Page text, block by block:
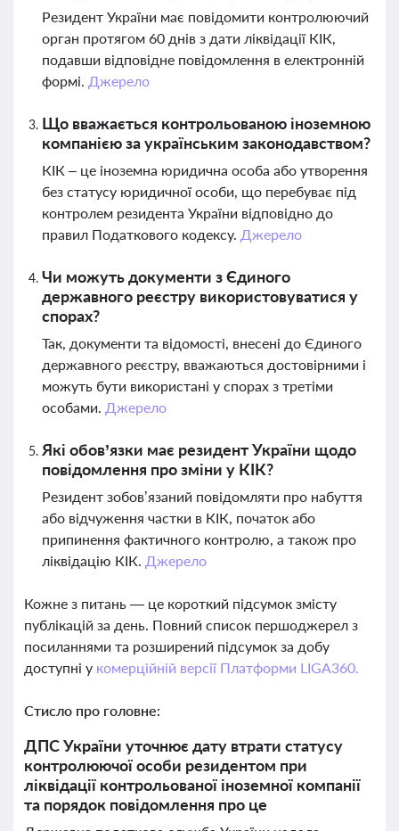
Резидент України має повідомити контролюючий
орган протягом 60 днів з дати ліквідації КІК,
подавши відповідне повідомлення в електронній
формі. Джерело
Що вважається контрольованою іноземною
компанією за українським законодавством?
КІК – це іноземна юридична особа або утворення
без статусу юридичної особи, що перебуває під
контролем резидента України відповідно до
правил Податкового кодексу. Джерело
Чи можуть документи з Єдиного
державного реєстру використовуватися у
спорах?
Так, документи та відомості, внесені до Єдиного
державного реєстру, вважаються достовірними і
можуть бути використані у спорах з третіми
особами. Джерело
Які обов’язки має резидент України щодо
повідомлення про зміни у КІК?
Резидент зобов’язаний повідомляти про набуття
або відчуження частки в КІК, початок або
припинення фактичного контролю, а також про
ліквідацію КІК. Джерело
Кожне з питань — це короткий підсумок змісту
публікацій за день. Повний список першоджерел з
посиланнями та розширений підсумок за добу
доступні у комерційній версії Платформи LIGA360.
Стисло про головне:
ДПС України уточнює дату втрати статусу
контролюючої особи резидентом при
ліквідації контрольованої іноземної компанії
та порядок повідомлення про це